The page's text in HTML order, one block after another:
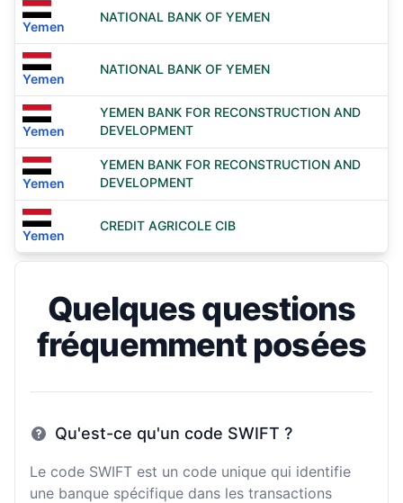
Yemen
NATIONAL BANK OF YEMEN
Yemen
NATIONAL BANK OF YEMEN
Yemen
YEMEN BANK FOR RECONSTRUCTION AND
DEVELOPMENT
Yemen
YEMEN BANK FOR RECONSTRUCTION AND
DEVELOPMENT
Yemen
CREDIT AGRICOLE CIB
Quelques questions
fréquemment posées
Qu'est-ce qu'un code SWIFT ?
Le code SWIFT est un code unique qui identifie
une banque spécifique dans les transactions